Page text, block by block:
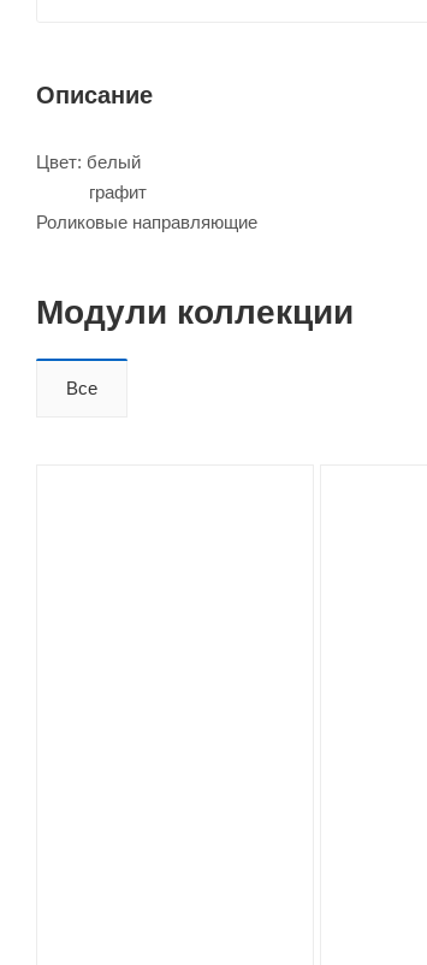
Описание
Цвет: белый
графит
Роликовые направляющие
Модули коллекции
Все